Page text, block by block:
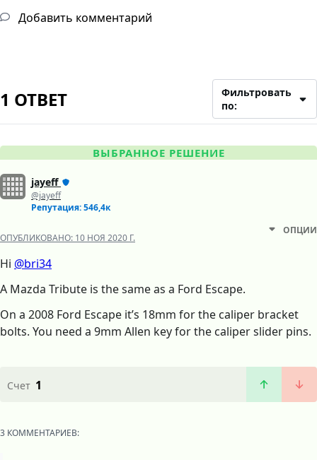
Добавить комментарий
1 ОТВЕТ
Фильтровать
по:
ВЫБРАННОЕ РЕШЕНИЕ
jayeff
@jayeff
Репутация: 546,4к
ОПУБЛИКОВАНО: 10 НОЯ 2020 Г.
ОПЦИИ
Hi @bri34
A Mazda Tribute is the same as a Ford Escape.
On a 2008 Ford Escape it’s 18mm for the caliper bracket
bolts. You need a 9mm Allen key for the caliper slider pins.
Счет 1
3 КОММЕНТАРИЕВ: